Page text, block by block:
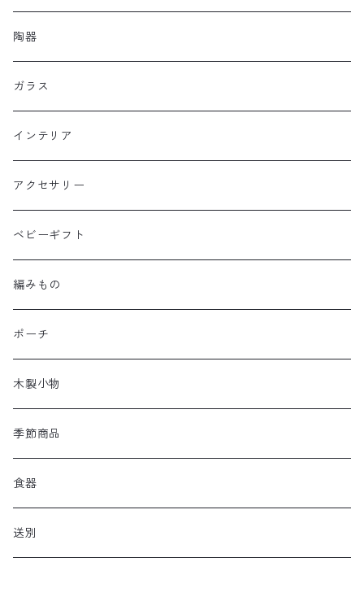
陶器
ガラス
インテリア
アクセサリー
ベビーギフト
編みもの
ポーチ
木製小物
季節商品
食器
送別